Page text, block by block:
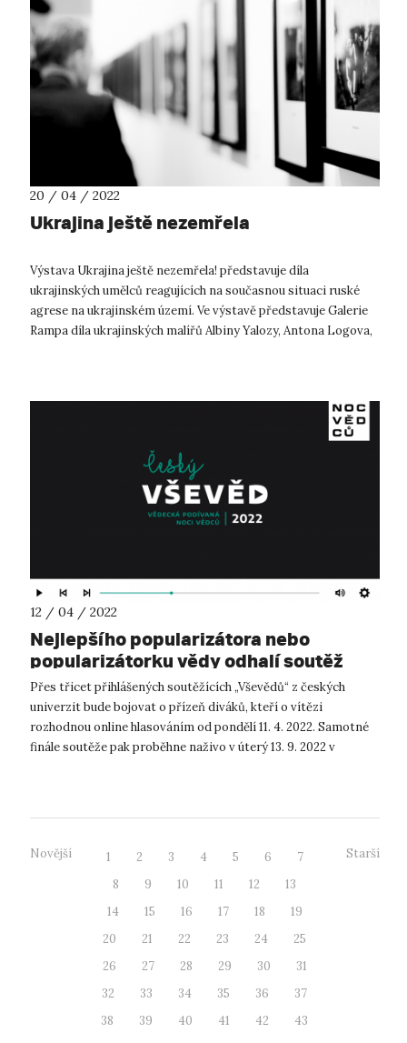
20 / 04 / 2022
Ukrajina ještě nezemřela
Výstava Ukrajina ještě nezemřela! představuje díla
ukrajinských umělců reagujících na současnou situaci ruské
agrese na ukrajinském území. Ve výstavě představuje Galerie
Rampa díla ukrajinských malířů Albiny Yalozy, Antona Logova,
12 / 04 / 2022
Nejlepšího popularizátora nebo
popularizátorku vědy odhalí soutěž
Český Vševěd
Přes třicet přihlášených soutěžících „Vševědů“ z českých
univerzit bude bojovat o přízeň diváků, kteří o vítězi
rozhodnou online hlasováním od pondělí 11. 4. 2022. Samotné
finále soutěže pak proběhne naživo v úterý 13. 9. 2022 v
Novější 1 2 3 4 5 6
7
8
9 10 11 12
13
14
15 16 17 18
19
20
21 22 23 24
25
26
27 28 29 30
31
32
33 34 35 36
37
38
39 40 41 42
43
Starší